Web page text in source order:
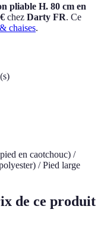
pliable H. 80 cm en
chez Darty FR. Ce
chaises.
en caotchouc) /
/ Pied large
de ce produit